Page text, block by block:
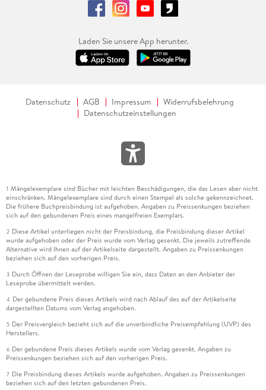
Laden Sie unsere App herunter.
Datenschutz AGB Impressum
Widerrufsbelehrung
Datenschutzeinstellungen
1 Mängelexemplare sind Bücher mit leichten Beschädigungen, die das Lesen aber nicht
einschränken. Mängelexemplare sind durch einen Stempel als solche gekennzeichnet.
Die frühere Buchpreisbindung ist aufgehoben. Angaben zu Preissenkungen beziehen
sich auf den gebundenen Preis eines mangelfreien Exemplars.
2 Diese Artikel unterliegen nicht der Preisbindung, die Preisbindung dieser Artikel
wurde aufgehoben oder der Preis wurde vom Verlag gesenkt. Die jeweils zutreffende
Alternative wird Ihnen auf der Artikelseite dargestellt. Angaben zu Preissenkungen
beziehen sich auf den vorherigen Preis.
3 Durch Öffnen der Leseprobe willigen Sie ein, dass Daten an den Anbieter der
Leseprobe übermittelt werden.
4 Der gebundene Preis dieses Artikels wird nach Ablauf des auf der Artikelseite
dargestellten Datums vom Verlag angehoben.
5 Der Preisvergleich bezieht sich auf die unverbindliche Preisempfehlung (UVP) des
Herstellers.
6 Der gebundene Preis dieses Artikels wurde vom Verlag gesenkt. Angaben zu
Preissenkungen beziehen sich auf den vorherigen Preis.
7 Die Preisbindung dieses Artikels wurde aufgehoben. Angaben zu Preissenkungen
beziehen sich auf den letzten gebundenen Preis.